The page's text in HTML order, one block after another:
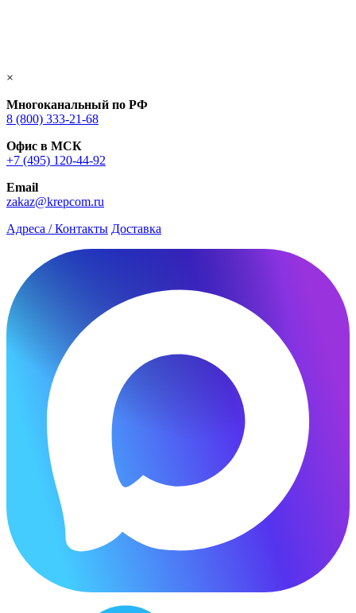
×
Многоканальный по РФ
8 (800) 333‑21-68
Офис в МСК
+7 (495) 120-44-92
Email
zakaz@krepcom.ru
Адреса / Контакты Доставка